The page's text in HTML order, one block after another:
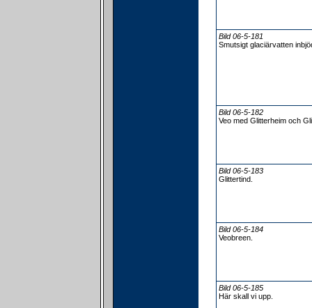
Bild 06-5-181
Smutsigt glaciärvatten
Bild 06-5-182
Veo med Glitterheim och
Bild 06-5-183
Glittertind.
Bild 06-5-184
Veobreen.
Bild 06-5-185
Här skall vi upp.